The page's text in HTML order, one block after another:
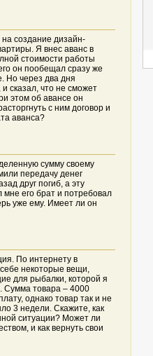
создание дизайн-
Я внес аванс в
стоимости работы
он пообещал сразу же
Но через два дня
сказал, что не сможет
этом об авансе он
с ним договор и
аванса?
сумму своему
передачу денег
друг погиб, а эту
мне его брат и потребовал
уже ему. Имеет ли он
По интернету в
некоторые вещи,
для рыбалки, которой я
Сумма товара – 4000
однако товар так и не
3 недели. Скажите, как
ситуации? Может ли
и как вернуть свои